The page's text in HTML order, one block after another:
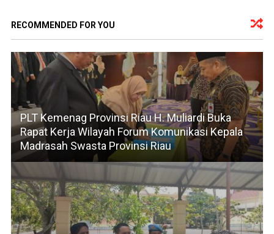
RECOMMENDED FOR YOU
PLT Kemenag Provinsi Riau H. Muliardi Buka
Rapat Kerja Wilayah Forum Komunikasi Kepala
Madrasah Swasta Provinsi Riau